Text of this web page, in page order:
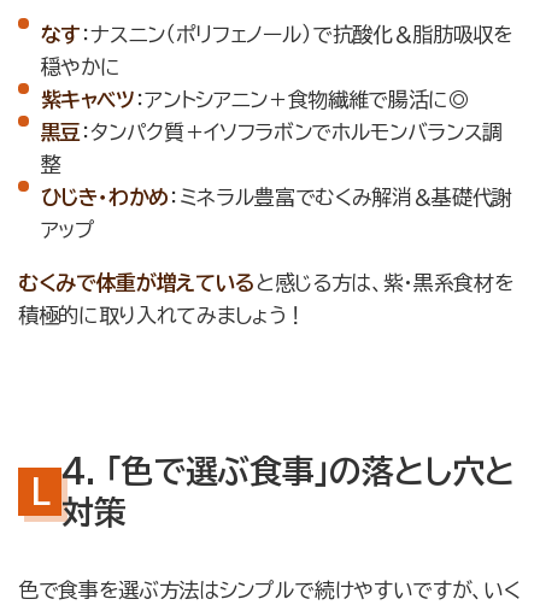
なす ：ナスニン（ポリフェノール）で抗酸化＆脂肪吸収を
穏やかに
紫キャベツ ：アントシアニン＋食物繊維で腸活に◎
黒豆 ：タンパク質＋イソフラボンでホルモンバランス調
整
ひじき・わかめ ：ミネラル豊富でむくみ解消＆基礎代謝
アップ
むくみで体重が増えていると感じる方は、紫・黒系食材を
積極的に取り入れてみましょう！
4. 「色で選ぶ食事」の落とし穴と
対策
色で食事を選ぶ方法はシンプルで続けやすいですが、いく